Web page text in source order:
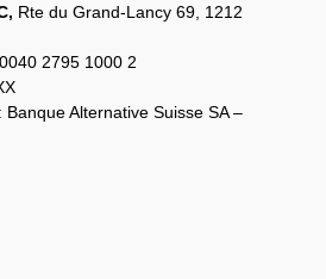
Rte du Grand-Lancy 69, 1212
2795 1000 2
Alternative Suisse SA –